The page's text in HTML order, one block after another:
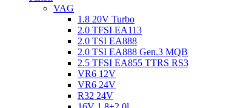
VAG
1.8 20V Turbo
2.0 TFSI EA113
2.0 TSI EA888
2.0 TSI EA888 Gen.3 MQB
2.5 TFSI EA855 TTRS RS3
VR6 12V
VR6 24V
R32 24V